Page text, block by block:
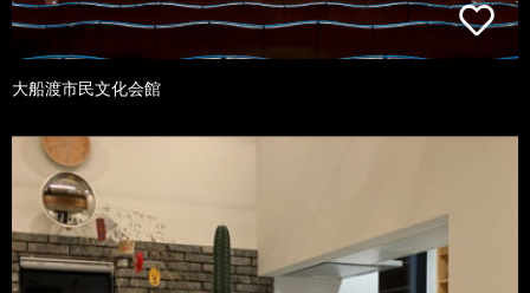
大船渡市民文化会館